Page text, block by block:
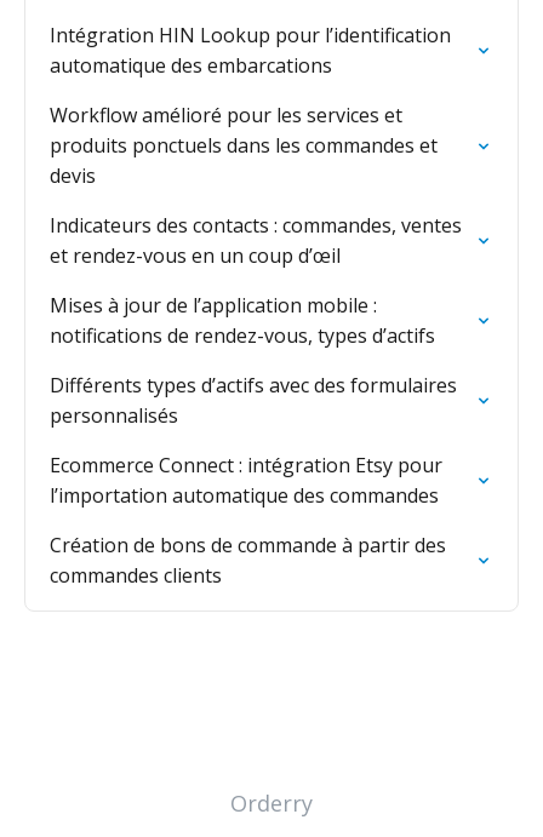
Intégration HIN Lookup pour l’identification
automatique des embarcations
Workflow amélioré pour les services et
produits ponctuels dans les commandes et
devis
Indicateurs des contacts : commandes, ventes
et rendez-vous en un coup d’œil
Mises à jour de l’application mobile :
notifications de rendez-vous, types d’actifs
Différents types d’actifs avec des formulaires
personnalisés
Ecommerce Connect : intégration Etsy pour
l’importation automatique des commandes
Création de bons de commande à partir des
commandes clients
Orderry